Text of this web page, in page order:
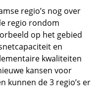
regio’s nog over
regio rondom
op het gebied
en
kwaliteiten
kansen voor
kunnen de 3 regio’s er